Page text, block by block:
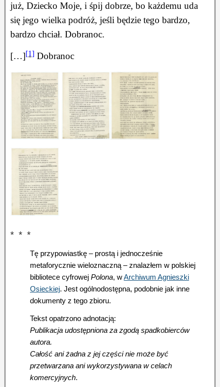
już, Dziecko Moje, i śpij dobrze, bo każdemu uda
się jego wielka podróż, jeśli będzie tego bardzo,
bardzo chciał. Dobranoc.
[…][1] Dobranoc
* * *
Tę przypowiastkę – prostą i jednocześnie
metaforycznie wieloznaczną – znalazłem w polskiej
bibliotece cyfrowej Polona, wArchiwum Agnieszki
Osieckiej. Jest ogólnodostępna, podobnie jak inne
dokumenty z tego zbioru.
Tekst opatrzono adnotacją:
Publikacja udostępniona za zgodą spadkobierców
autora.
Całość ani żadna z jej części nie może być
przetwarzana ani wykorzystywana w celach
komercyjnych.